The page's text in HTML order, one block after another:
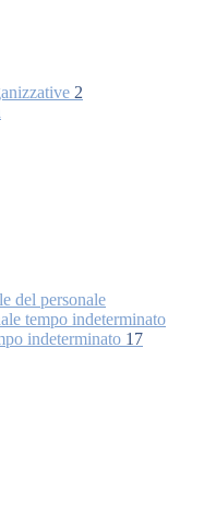
2
del personale
tempo indeterminato
indeterminato 17